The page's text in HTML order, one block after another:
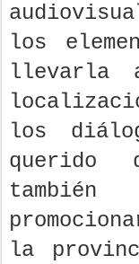
los
llevarla
los
querido
la